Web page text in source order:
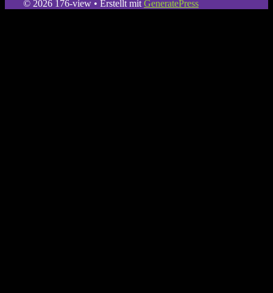
© 2026 176-view • Erstellt mit GeneratePress